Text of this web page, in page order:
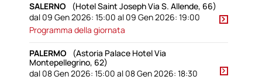
SALERNO
(Hotel Saint Joseph Via S. Allende, 66)
dal 09 Gen 2026: 15:00 al 09 Gen 2026: 19:00
Programma della giornata
PALERMO
(Astoria Palace Hotel Via
Montepellegrino, 62)
dal 08 Gen 2026: 15:00 al 08 Gen 2026: 18:30